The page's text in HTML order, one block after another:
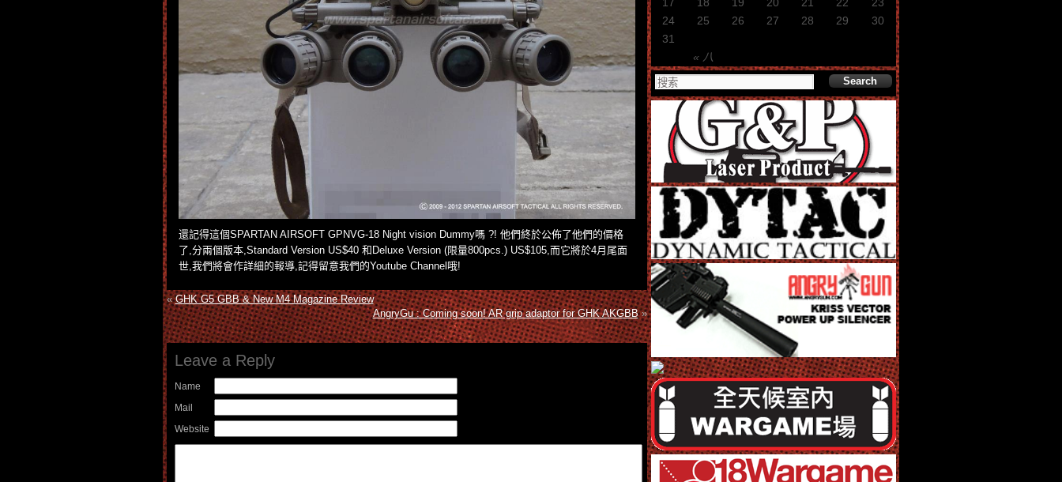
還記得這個SPARTAN AIRSOFT GPNVG-18 Night vision Dummy嗎 ?! 他們終於公佈了他們的價格
了,分兩個版本,Standard Version US$40 和Deluxe Version (限量800pcs.) US$105,而它將於4月尾面
世,我們將會作詳細的報導,記得留意我們的Youtube Channel哦!
«GHK G5 GBB & New M4 Magazine Review
AngryGu : Coming soon! AR grip adaptor for GHK AKGBB»
Leave a Reply
Name
Mail
Website
« 八
17
18 19 20 21 22
23
24
25 26 27 28 29
30
31